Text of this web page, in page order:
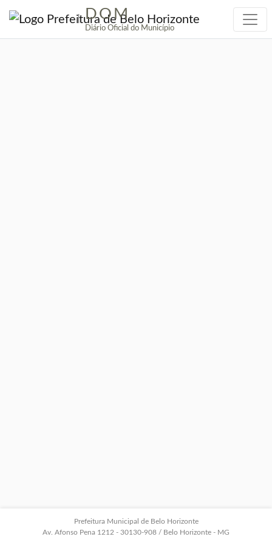
| DOM
Diário Oficial do Município
Prefeitura Municipal de Belo Horizonte
Av. Afonso Pena 1212 - 30130-908 / Belo Horizonte - MG